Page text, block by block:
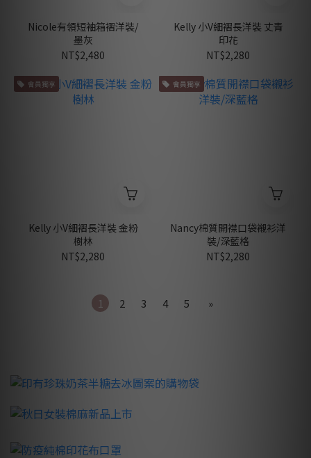
Nicole有領短袖箱褶洋裝/
墨灰
NT$2,480
Kelly 小V細褶長洋裝 丈青
印花
NT$2,280
會員獨享
Kelly 小V細褶長洋裝 金粉
樹林
NT$2,280
會員獨享
Nancy棉質開襟口袋襯衫洋
裝/深藍格
NT$2,280
1 2 3 4 5 »